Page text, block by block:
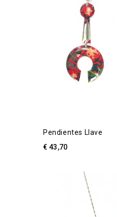
Pendientes Llave
€ 43,70